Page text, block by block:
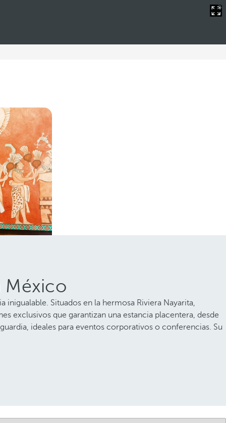
México
Situados en la hermosa Riviera Nayarita,
exclusivos que garantizan una estancia placentera, desde
ideales para eventos corporativos o conferencias. Su